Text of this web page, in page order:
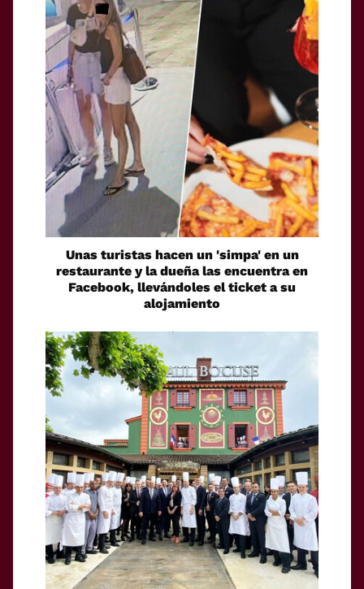
Unas turistas hacen un 'simpa' en un
restaurante y la dueña las encuentra en
Facebook, llevándoles el ticket a su
alojamiento